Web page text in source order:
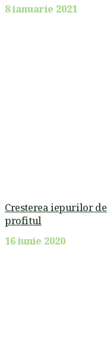
8 ianuarie 2021
Cresterea iepurilor
profitul
16 iunie 2020